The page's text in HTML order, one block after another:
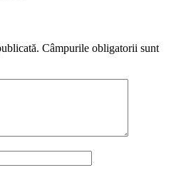
Câmpurile obligatorii sunt